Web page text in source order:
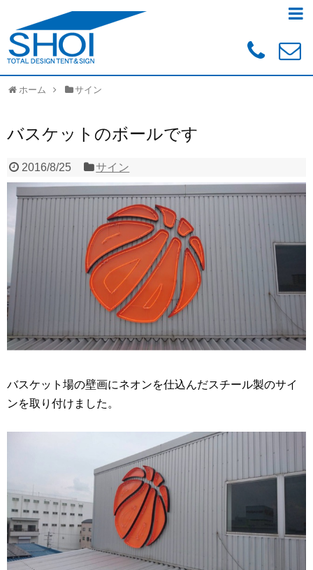
ホーム サイン
バスケットのボールです
2016/8/25 サイン
バスケット場の壁画にネオンを仕込んだスチール製のサイ
ンを取り付けました。